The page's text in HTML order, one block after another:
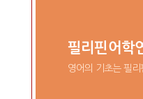
필리핀어학
영어의 기초는 필